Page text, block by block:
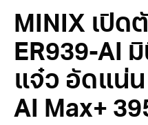
MINIX เปิด
ER939-AI
แจ๋ว อัดแน่น
AI Max+